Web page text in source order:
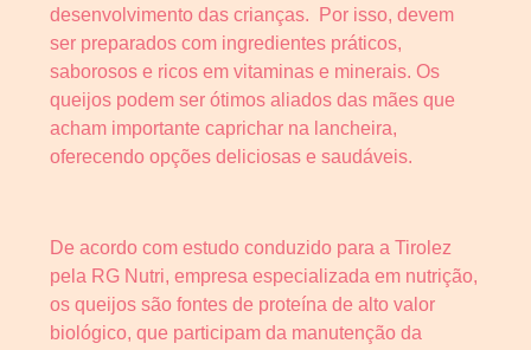
desenvolvimento das crianças. Por isso, devem
ser preparados com ingredientes práticos,
saborosos e ricos em vitaminas e minerais. Os
queijos podem ser ótimos aliados das mães que
acham importante caprichar na lancheira,
oferecendo opções deliciosas e saudáveis.
De acordo com estudo conduzido para a Tirolez
pela RG Nutri, empresa especializada em nutrição,
os queijos são fontes de proteína de alto valor
biológico, que participam da manutenção da